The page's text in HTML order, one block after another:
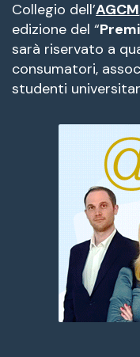
Collegio dell’AGCM
edizione del “
sarà riservato a
consumatori,
studenti